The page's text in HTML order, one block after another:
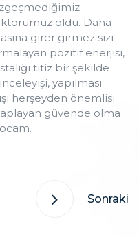
+90505 057 53 56
06510 Çankaya /
Ankara
oldu. Daha
girer girmez sizi
pozitif enerjisi,
titiz bir şekilde
yapılması
herşeyden önemlisi
güvende olma
Sonraki